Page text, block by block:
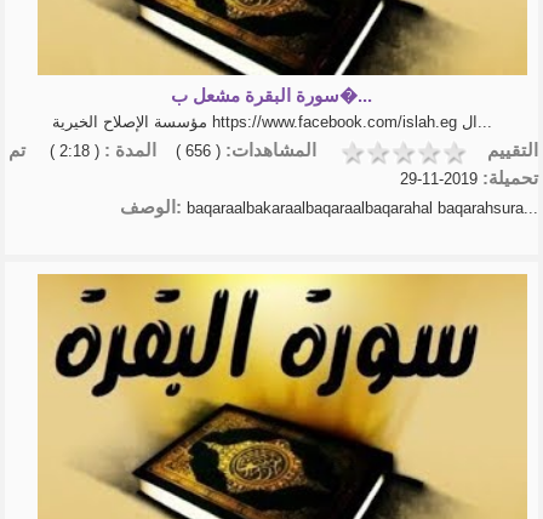
سورة البقرة مشعل ب�...
التقييم المشاهدات: ( 656 ) المدة : ( 2:18 )
تم
تحميلة: 2019-11-29
الوصف: baqaraalbakaraalbaqaraalbaqarahal baqarahsura...